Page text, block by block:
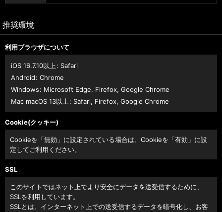
推奨環境
利用ブラウザについて
iOS 16.7.10以上: Safari
Android: Chrome
Windows: Microsoft Edge, Firefox, Google Chrome
Mac macOS 13以上: Safari, Firefox, Google Chrome
Cookie(クッキー)
Cookieを「無効」に設定されている場合は、Cookieを「有効」に設
定してご利用ください。
SSL
このサイトではネット上でより安全にデータを送受信するために、
SSLを利用しています。
SSLとは、インターネット上での送受信するデータを暗号化し、お客